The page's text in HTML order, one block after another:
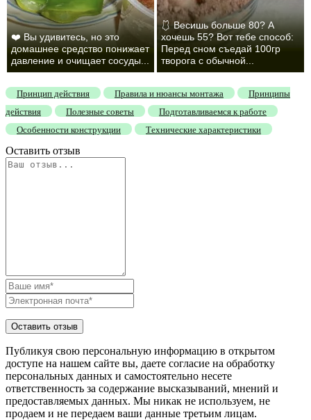
❤️ Вы удивитесь, но это
домашнее средство понижает
давление и очищает сосуды...
🩱 Весишь больше 80? А
хочешь 55? Вот тебе способ:
Перед сном съедай 100гр
творога с обычной...
Принцип действия Правила и нюансы монтажа
Принципы
действия
Полезные советы
Подготавливаемся к работе
Особенности конструкции
Технические характеристики
Оставить отзыв
Публикуя свою персональную информацию в открытом
доступе на нашем сайте вы, даете согласие на обработку
персональных данных и самостоятельно несете
ответственность за содержание высказываний, мнений и
предоставляемых данных. Мы никак не используем, не
продаем и не передаем ваши данные третьим лицам.